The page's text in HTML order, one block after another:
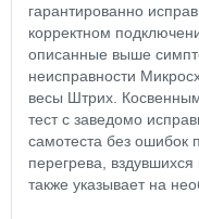
гарантированно
корректном
описанные выше
неисправности
весы Штрих.
тест с заведомо
самотеста без ошибок
перегрева,
также указывает на